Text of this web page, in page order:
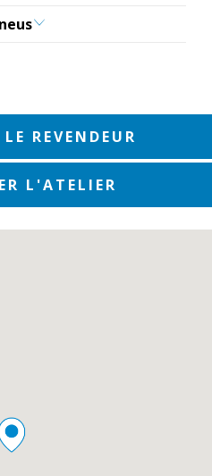
REVENDEUR
L'ATELIER